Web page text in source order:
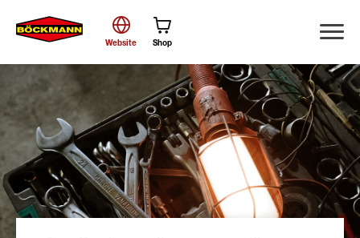
Zoek
Website Shop